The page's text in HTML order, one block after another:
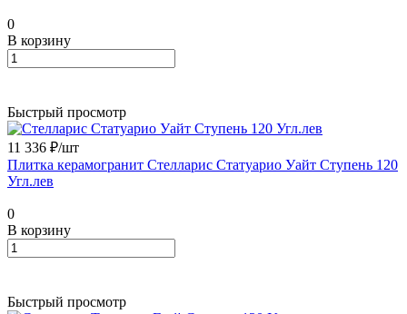
0
В корзину
Быстрый просмотр
11 336 ₽/шт
Плитка керамогранит Стелларис Статуарио Уайт Ступень 120
Угл.лев
0
В корзину
Быстрый просмотр